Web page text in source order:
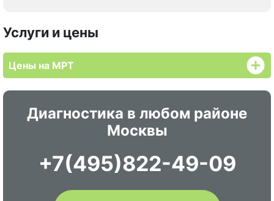
Услуги и цены
Цены на МРТ
Диагностика в любом районе
Москвы
+7(495)822-49-09